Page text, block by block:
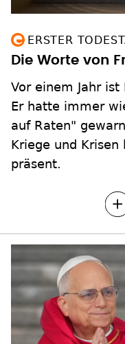
ERSTER
Die Worte von
Vor einem Jahr ist
Er hatte immer
auf Raten"
Kriege und
präsent.